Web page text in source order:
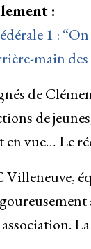
:
1 :
main
de
de
en vue… Le
Villeneuve,